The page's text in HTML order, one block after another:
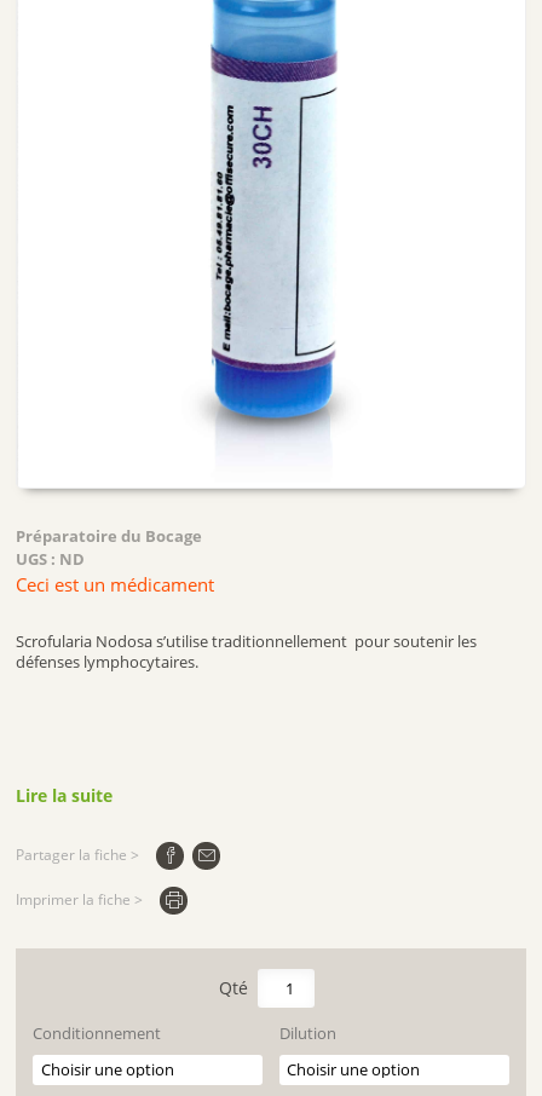
Préparatoire du Bocage
UGS : ND
Ceci est un médicament
Scrofularia Nodosa s’utilise traditionnellement pour soutenir les
défenses lymphocytaires.
Lire la suite
Partager la fiche >
Imprimer la fiche >
Conditionnement Dilution
quantité
de
SCROFULARIA
NODOSA